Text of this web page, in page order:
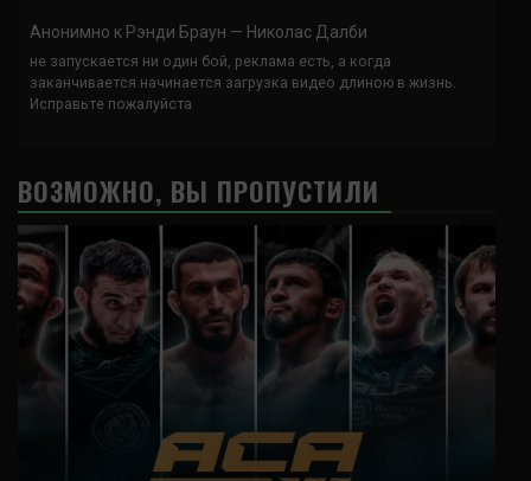
Анонимно к Рэнди Браун — Николас Далби
не запускается ни один бой, реклама есть, а когда
заканчивается начинается загрузка видео длиною в жизнь.
Исправьте пожалуйста
ВОЗМОЖНО, ВЫ ПРОПУСТИЛИ